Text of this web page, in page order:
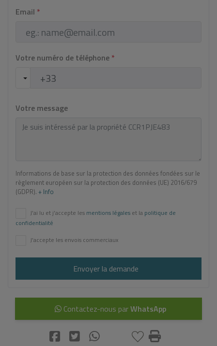
Email *
Votre numéro de téléphone *
Votre message
Informations de base sur la protection des données fondées sur le
règlement européen sur la protection des données (UE) 2016/679
(GDPR). + Info
J'ai lu et j'accepte les mentions légales et la politique de
confidentialité
J'accepte les envois commerciaux
Envoyer la demande
Contactez-nous parWhatsApp